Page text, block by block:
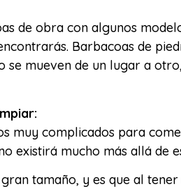
de obra con algunos
Barbacoas de
se mueven de un lugar a
muy complicados para
existirá mucho más allá de
tamaño, y es que al